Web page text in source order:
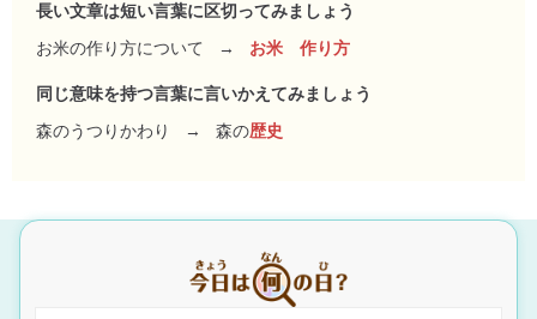
長い文章は短い言葉に区切ってみましょう
お米の作り方について
→ お米 作り方
同じ意味を持つ言葉に言いかえてみましょう
森のうつりかわり
→ 森の歴史